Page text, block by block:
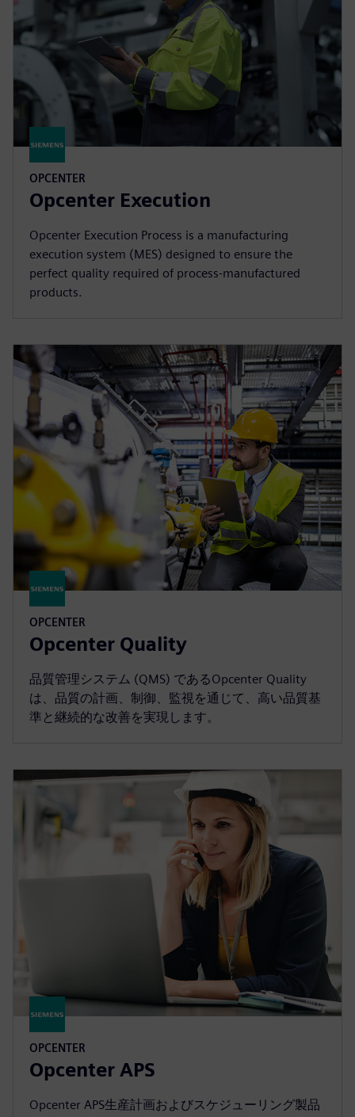
OPCENTER
Opcenter Execution
Opcenter Execution Process is a manufacturing
execution system (MES) designed to ensure the
perfect quality required of process-manufactured
products.
OPCENTER
Opcenter Quality
品質管理システム (QMS) であるOpcenter Quality
は、品質の計画、制御、監視を通じて、高い品質基
準と継続的な改善を実現します。
OPCENTER
Opcenter APS
Opcenter APS生産計画およびスケジューリング製品